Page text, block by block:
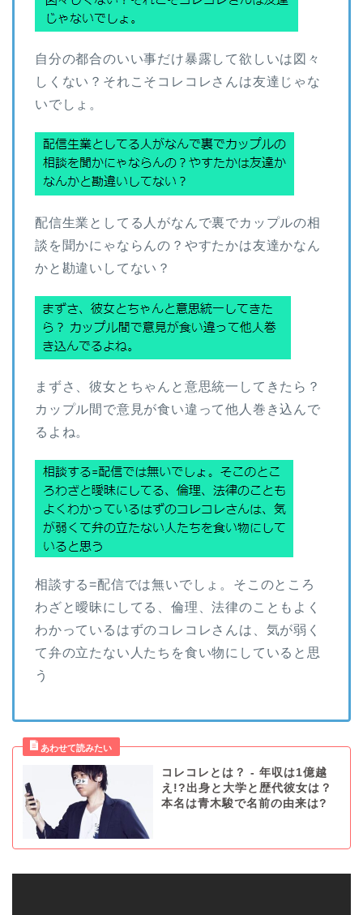
自分の都合のいい事だけ暴露して欲しいは図々
しくない？それこそコレコレさんは友達じゃな
いでしょ。
配信生業としてる人がなんで裏でカップルの相
談を聞かにゃならんの？やすたかは友達かなん
かと勘違いしてない？
まずさ、彼女とちゃんと意思統一してきたら？
カップル間で意見が食い違って他人巻き込んで
るよね。
相談する=配信では無いでしょ。そこのところ
わざと曖昧にしてる、倫理、法律のこともよく
わかっているはずのコレコレさんは、気が弱く
て弁の立たない人たちを食い物にしていると思
う
コレコレとは？ - 年収は1億越
え!?出身と大学と歴代彼女は？
本名は青木駿で名前の由来は?